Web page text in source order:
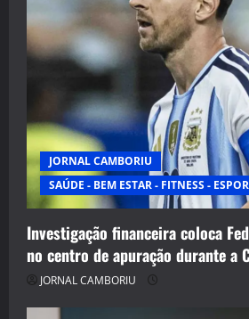
JORNAL CAMBORIU
SAÚDE - BEM ESTAR - FITNESS -
Investigação financeira coloca
no centro de apuração durante a
JORNAL CAMBORIU